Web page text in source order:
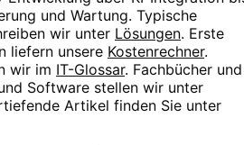
und Wartung. Typische
wir unter Lösungen. Erste
liefern unsere Kostenrechner.
wir im IT-Glossar. Fachbücher und
Software stellen wir unter
Artikel finden Sie unter